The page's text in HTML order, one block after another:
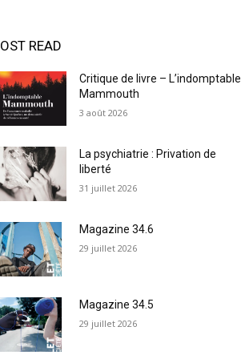
READ
Critique de livre – L’indomptable
Mammouth
3 août 2026
La psychiatrie : Privation de
liberté
31 juillet 2026
Magazine 34.6
29 juillet 2026
Magazine 34.5
29 juillet 2026